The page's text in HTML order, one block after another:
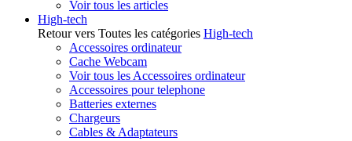
Voir tous les articles
High-tech
Retour vers Toutes les catégories High-tech
Accessoires ordinateur
Cache Webcam
Voir tous les Accessoires ordinateur
Accessoires pour telephone
Batteries externes
Chargeurs
Cables & Adaptateurs